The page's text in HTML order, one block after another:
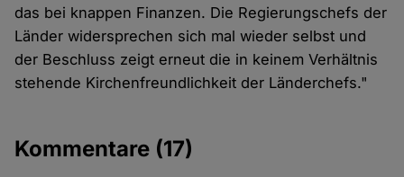
das bei knappen Finanzen. Die Regierungschefs der
Länder widersprechen sich mal wieder selbst und
der Beschluss zeigt erneut die in keinem Verhältnis
stehende Kirchenfreundlichkeit der Länderchefs."
Kommentare (17)